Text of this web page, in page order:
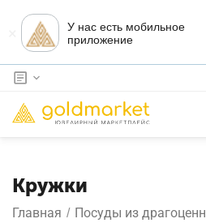
У нас есть мобильное
приложение
Кружки
Главная / Посуды из